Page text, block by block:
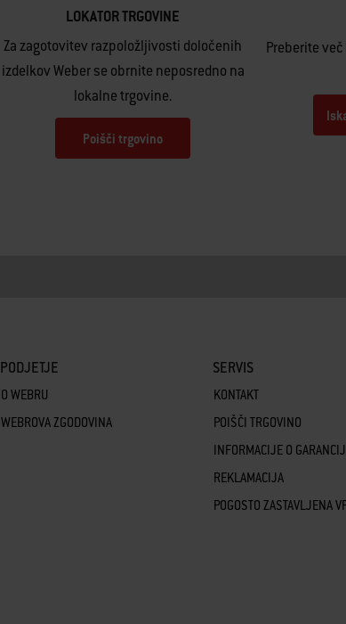
LOKATOR TRGOVINE
Za zagotovitev razpoložljivosti določenih
izdelkov Weber se obrnite neposredno na
lokalne trgovine.
Poišči trgovino
Preberite
PODJETJE
O WEBRU
WEBROVA ZGODOVINA
SERVIS
KONTAKT
POIŠČI TRGOVINO
INFORMACIJE O GARANCIJI
REKLAMACIJA
POGOSTO ZASTAVLJENA